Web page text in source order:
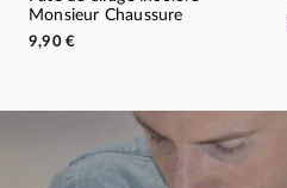
Monsieur Chaussure
9,90 €